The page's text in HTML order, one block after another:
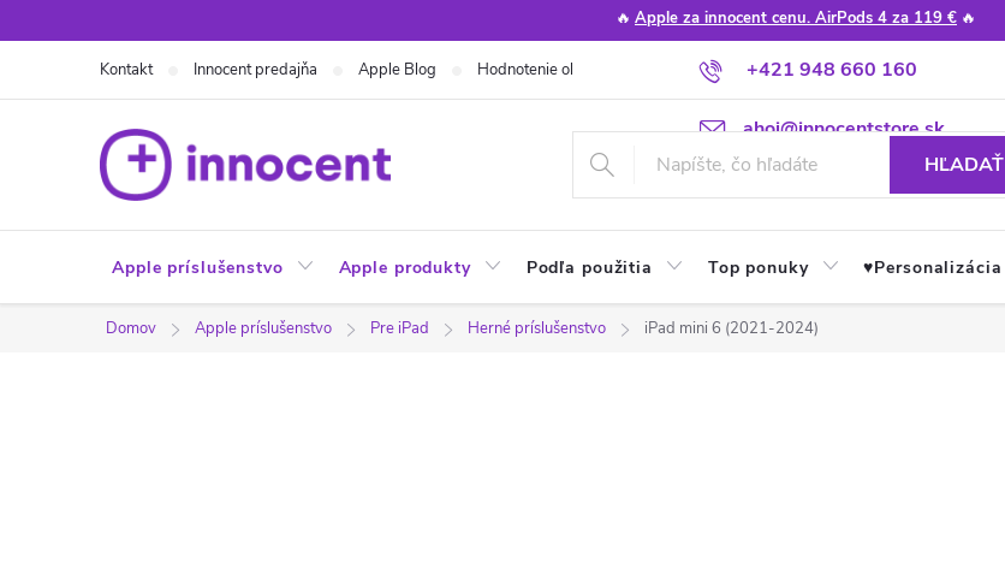
na
🔥 Apple za innocent cenu. AirPods 4 za 119 € 🔥
+421 948 660 160
ahoj@innocentstore.sk
Kontakt Innocent predajňa Apple Blog Hodnotenie obchodu Poradňa Apple návody a tipy
HĽADAŤ
Apple príslušenstvo Apple produkty Podľa použitia Top ponuky ♥︎Personalizácia
Domov Apple príslušenstvo Pre iPad Herné príslušenstvo iPad mini 6 (2021-2024)